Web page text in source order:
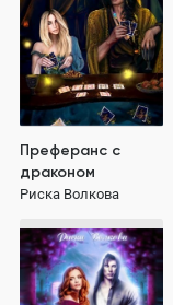
Преферанс с
драконом
Риска Волкова